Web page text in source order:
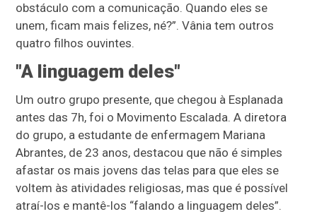
obstáculo com a comunicação. Quando eles se
unem, ficam mais felizes, né?”. Vânia tem outros
quatro filhos ouvintes.
"A linguagem deles"
Um outro grupo presente, que chegou à Esplanada
antes das 7h, foi o Movimento Escalada. A diretora
do grupo, a estudante de enfermagem Mariana
Abrantes, de 23 anos, destacou que não é simples
afastar os mais jovens das telas para que eles se
voltem às atividades religiosas, mas que é possível
atraí-los e mantê-los “falando a linguagem deles”.